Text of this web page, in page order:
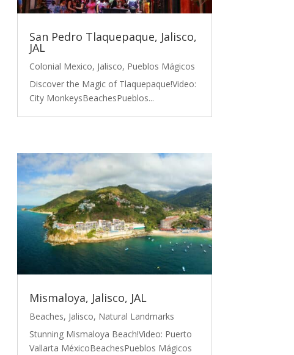
San Pedro Tlaquepaque, Jalisco,
JAL
Colonial Mexico, Jalisco, Pueblos Mágicos
Discover the Magic of Tlaquepaque!Video:
City MonkeysBeachesPueblos...
Mismaloya, Jalisco, JAL
Beaches, Jalisco, Natural Landmarks
Stunning Mismaloya Beach!Video: Puerto
Vallarta MéxicoBeachesPueblos Mágicos